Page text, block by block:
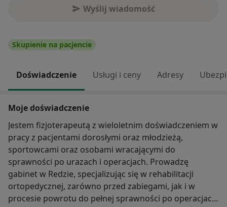
Wyślij wiadomość
Skupienie na pacjencie
Doświadczenie Usługi i ceny Adresy
Moje doświadczenie
Jestem fizjoterapeutą z wieloletnim doświadczeniem w
pracy z pacjentami dorosłymi oraz młodzieżą,
sportowcami oraz osobami wracającymi do
sprawności po urazach i operacjach. Prowadzę
gabinet w Redzie, specjalizując się w rehabilitacji
ortopedycznej, zarówno przed zabiegami, jak i w
procesie powrotu do pełnej sprawności po operacjach.